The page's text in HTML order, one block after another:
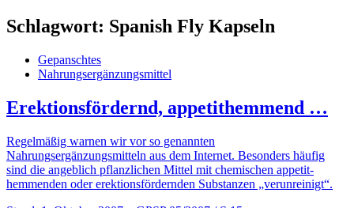
Schlagwort: Spanish Fly Kapseln
Gepanschtes
Nahrungsergänzungsmittel
Erektionsfördernd, appetithemmend …
Regelmäßig warnen wir vor so genannten
Nahrungsergänzungsmitteln aus dem Internet. Besonders häufig
sind die angeblich pflanzlichen Mittel mit chemischen appetit­­
hemmenden oder erektionsfördern­­den Substanzen „verunreinigt“.